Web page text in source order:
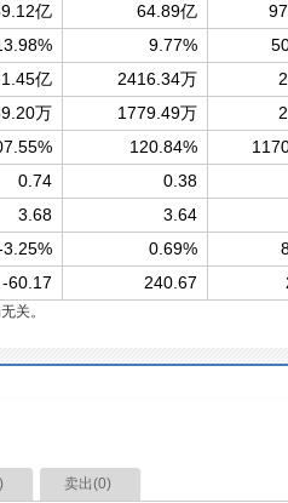
亿 64.89亿
9.77%
亿 2416.34万
万 1779.49万
120.84%
0.74 0.38
3.68 3.64
3.25% 0.69%
-60.17 240.67
关。
) 卖出(0)